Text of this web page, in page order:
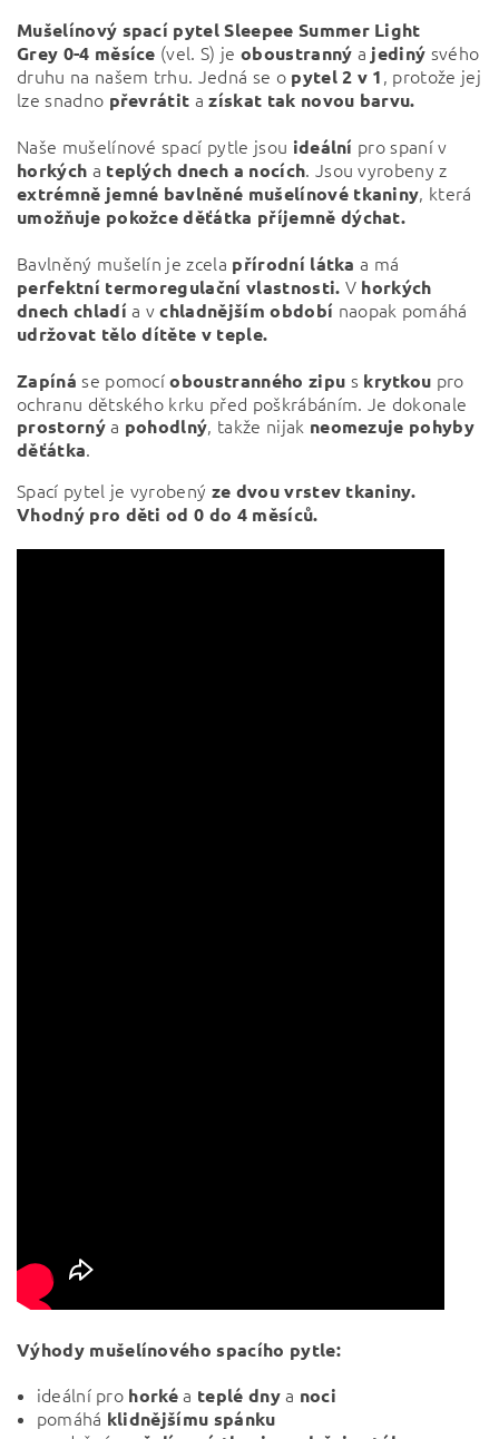
Mušelínový spací pytel Sleepee Summer Light
Grey 0-4 měsíce (vel. S) je oboustranný a jediný svého
druhu na našem trhu. Jedná se o pytel 2 v 1, protože jej
lze snadno převrátit azískat tak novou barvu.
Naše mušelínové spací pytle jsou ideální pro spaní v
horkých a teplých dnech a nocích. Jsou vyrobeny z
extrémně jemné bavlněné mušelínové tkaniny, která
umožňuje pokožce děťátka příjemně dýchat.
Bavlněný mušelín je zcela přírodní látkaa má
perfektní termoregulační vlastnosti. V horkých
dnech chladía vchladnějším období naopak pomáhá
udržovat tělo dítěte v teple.
Zapínáse pomocíoboustranného zipu s krytkou pro
ochranu dětského krku před poškrábáním. Je dokonale
prostornýa pohodlný, takže nijak neomezuje pohyby
děťátka.
Spací pytel je vyrobený ze dvou vrstev tkaniny.
Vhodný pro děti od 0 do 4 měsíců.
Výhody mušelínového spacího pytle:
ideální pro horkéa teplé dnya noci
pomáhá klidnějšímu spánku